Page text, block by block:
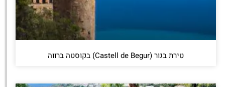
טירת בגור (Castell de Begur) בקוסטה ברווה